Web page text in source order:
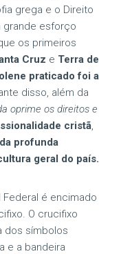
grega e o Direito
grande esforço
os primeiros
Cruz e Terra de
praticado foi a
disso, além da
oprime os direitos e
cristã,
profunda
geral do país.
Federal é encimado
O crucifixo
dos símbolos
e a bandeira